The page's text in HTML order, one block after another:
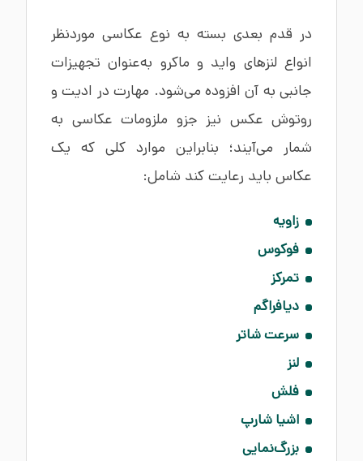
در قدم بعدی بسته به نوع عکاسی موردنظر
انواع لنزهای واید و ماکرو به‌عنوان تجهیزات
جانبی به آن افزوده می‌شود. مهارت در ادیت و
روتوش عکس نیز جزو ملزومات عکاسی به
شمار می‌آیند؛ بنابراین موارد کلی که یک
عکاس باید رعایت کند شامل:
زاویه
فوکوس
تمرکز
دیافراگم
سرعت شاتر
لنز
فلش
اشیا شارپ
بزرگ‌نمایی